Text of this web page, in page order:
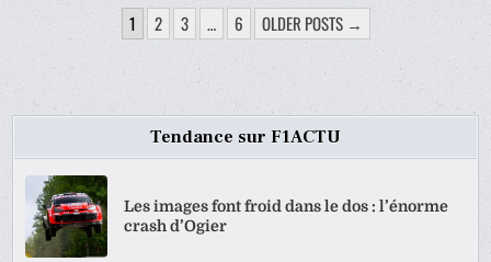
PAGINATION
1 2 3 … 6 OLDER POSTS →
Tendance sur F1ACTU
Les images font froid dans le dos : l’énorme
crash d’Ogier